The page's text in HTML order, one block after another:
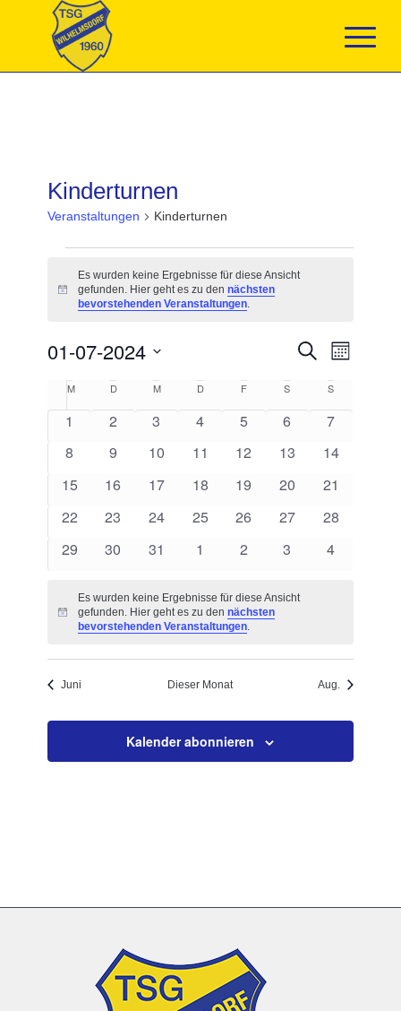
Kinderturnen
Veranstaltungen Kinderturnen
Hinweis
Es wurden keine Ergebnisse für diese Ansicht
gefunden. Hier geht es zu den nächsten
bevorstehenden Veranstaltungen.
Suche
Ansichten,
Navigation
Suche
Monat
01-07-2024
wählen.
Kalender
Veranstaltungen
M MONTAG
D DIENSTAG
M MITTWOCH
D DONNERSTAG
F FREITAG
S SAMSTAG
S
0
1
0
2
0
3
0
4
0
5
0
6
0
7
0
8
0
9
0
10
0
11
0
12
0
13
0
14
0
15
0
16
0
17
0
18
0
19
0
20
0
21
0
22
0
23
0
24
0
25
0
26
0
27
0
28
0
29
0
30
0
31
0
1
0
2
0
3
0
4
Hinweis
Es wurden keine Ergebnisse für diese Ansicht
gefunden. Hier geht es zu den nächsten
bevorstehenden Veranstaltungen.
Juni Dieser Monat Aug.
Kalender abonnieren